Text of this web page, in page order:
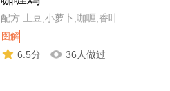
配方:土豆,小萝卜,咖喱,香叶
图解
6.5分 36人做过